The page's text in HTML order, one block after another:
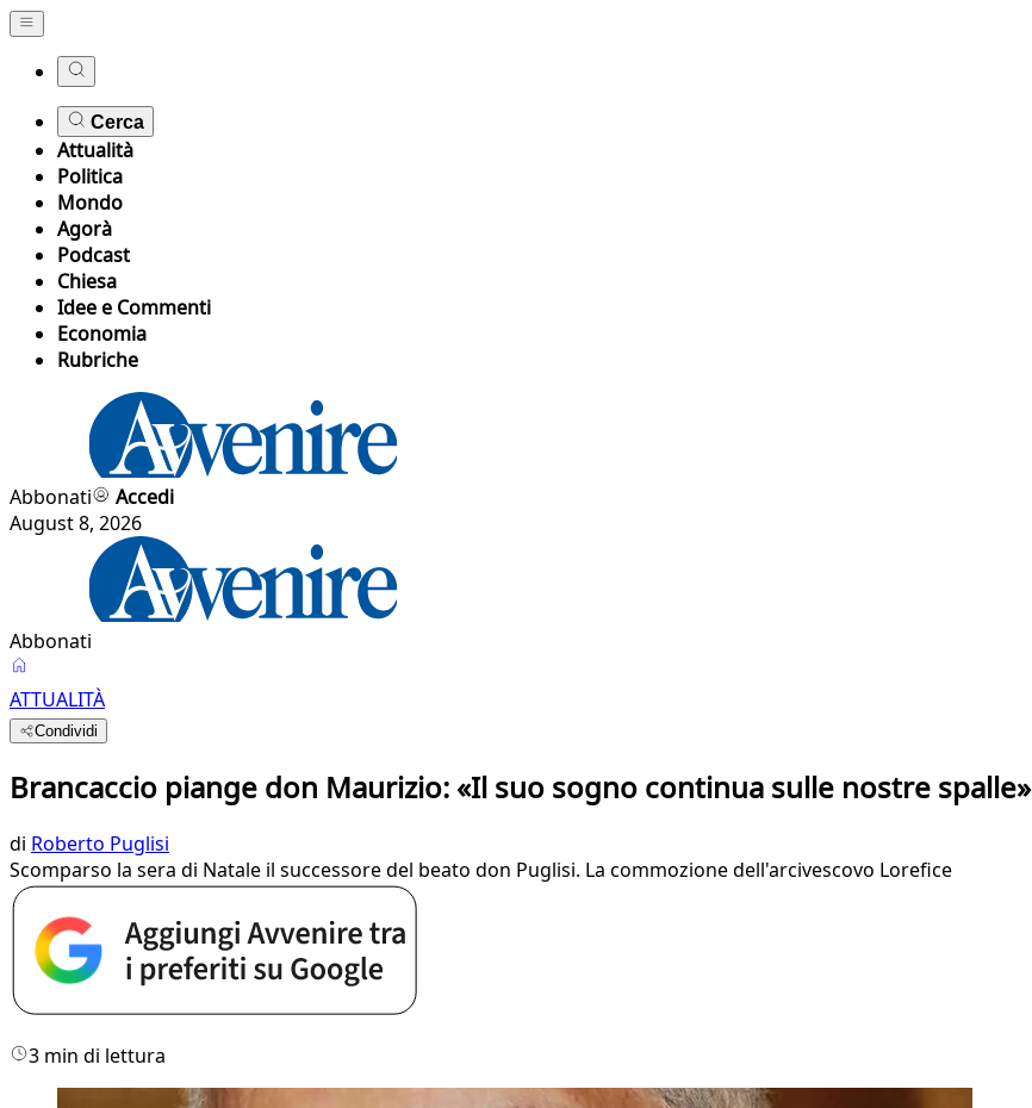
Cerca
Attualità
Politica
Mondo
Agorà
Podcast
Chiesa
Idee e Commenti
Economia
Rubriche
Abbonati
Accedi
August 8, 2026
Abbonati
ATTUALITÀ
Condividi
Brancaccio piange don Maurizio: «Il suo sogno continua sulle nostre spalle»
di Roberto Puglisi
Scomparso la sera di Natale il successore del beato don Puglisi. La commozione dell'arcivescovo Lorefice
3 min di lettura